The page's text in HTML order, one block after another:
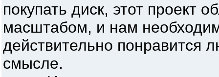
покупать диск, этот проект
масштабом, и нам
действительно понравится
смысле.